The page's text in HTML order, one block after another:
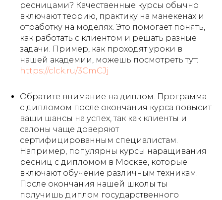
ресницами? Качественные курсы обычно
включают теорию, практику на манекенах и
отработку на моделях. Это помогает понять,
как работать с клиентом и решать разные
задачи. Пример, как проходят уроки в
нашей академии, можешь посмотреть тут:
https://clck.ru/3CmCJj
Обратите внимание на диплом. Программа
с дипломом после окончания курса повысит
ваши шансы на успех, так как клиенты и
салоны чаще доверяют
сертифицированным специалистам.
Например, популярны курсы наращивания
ресниц с дипломом в Москве, которые
включают обучение различным техникам.
После окончания нашей школы ты
получишь диплом государственного